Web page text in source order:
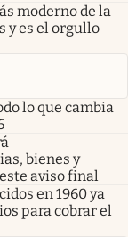
moderno de la
y es el orgullo
lo que cambia
bienes y
aviso final
en 1960 ya
para cobrar el